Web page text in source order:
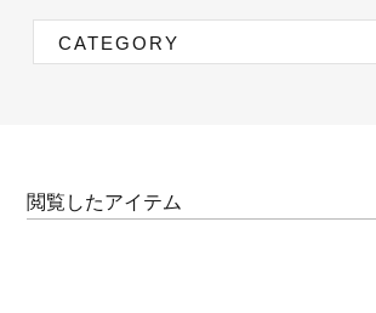
CATEGORY
閲覧したアイテム